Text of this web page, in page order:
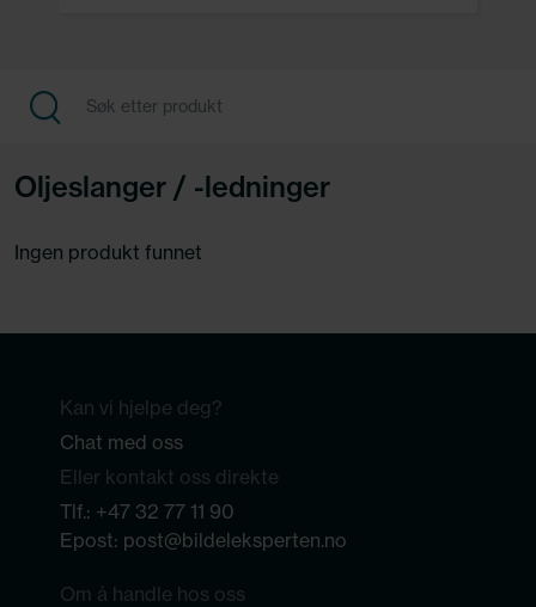
Oljeslanger / -ledninger
Ingen produkt funnet
Kan vi hjelpe deg?
Chat med oss
Eller kontakt oss direkte
Tlf.: +47 32 77 11 90
Epost: post@bildeleksperten.no
Om å handle hos oss